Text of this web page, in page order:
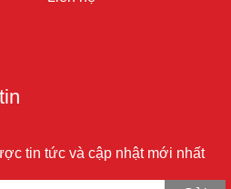
tin tức và cập nhật mới nhất